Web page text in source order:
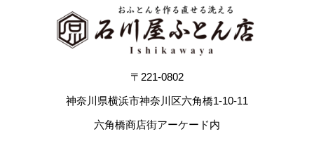
〒221-0802
神奈川県横浜市神奈川区六角橋1-10-11
六角橋商店街アーケード内